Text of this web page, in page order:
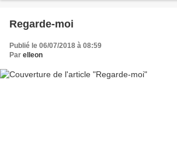
Regarde-moi
Publié le 06/07/2018 à 08:59
Par elleon